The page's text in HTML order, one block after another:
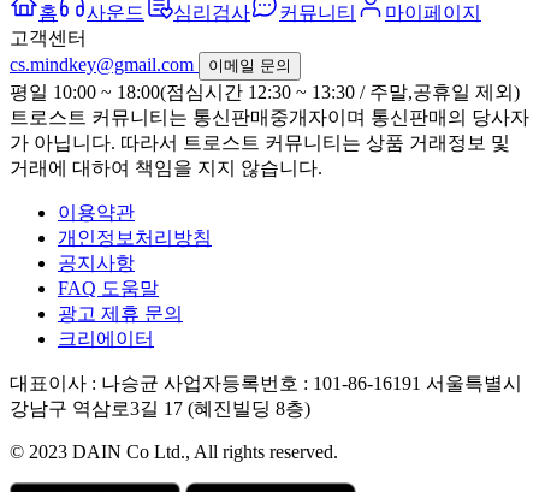
홈 사운드 심리검사 커뮤니티
마이페이지
고객센터
cs.mindkey@gmail.com
이메일 문의
평일 10:00 ~ 18:00(점심시간 12:30 ~ 13:30 / 주말,공휴일 제외)
트로스트 커뮤니티는 통신판매중개자이며 통신판매의 당사자
가 아닙니다. 따라서 트로스트 커뮤니티는 상품 거래정보 및
거래에 대하여 책임을 지지 않습니다.
이용약관
개인정보처리방침
공지사항
FAQ 도움말
광고 제휴 문의
크리에이터
대표이사 : 나승균 사업자등록번호 : 101-86-16191 서울특별시
강남구 역삼로3길 17 (혜진빌딩 8층)
© 2023 DAIN Co Ltd., All rights reserved.